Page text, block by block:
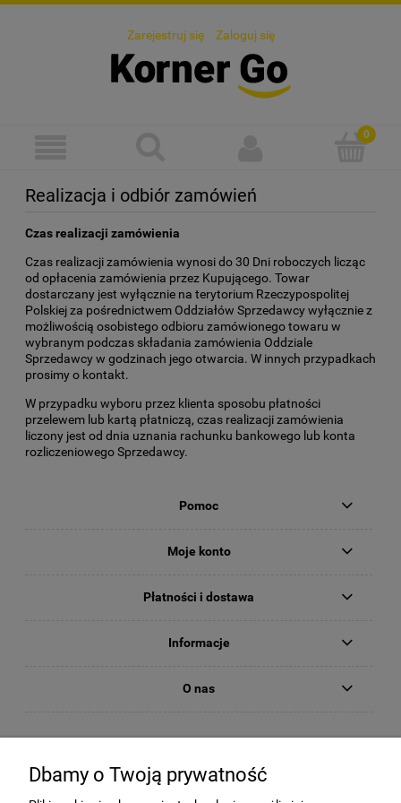
Zarejestruj się Zaloguj się
Realizacja i odbiór zamówień
Czas realizacji zamówienia
Czas realizacji zamówienia wynosi do 30 Dni roboczych licząc
od opłacenia zamówienia przez Kupującego. Towar
dostarczany jest wyłącznie na terytorium Rzeczypospolitej
Polskiej za pośrednictwem Oddziałów Sprzedawcy wyłącznie z
możliwością osobistego odbioru zamówionego towaru w
wybranym podczas składania zamówienia Oddziale
Sprzedawcy w godzinach jego otwarcia. W innych przypadkach
prosimy o kontakt.
W przypadku wyboru przez klienta sposobu płatności
przelewem lub kartą płatniczą, czas realizacji zamówienia
liczony jest od dnia uznania rachunku bankowego lub konta
rozliczeniowego Sprzedawcy.
Pomoc
Moje konto
Płatności i dostawa
Informacje
O nas
Dbamy o Twoją prywatność